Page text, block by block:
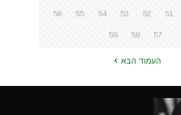
51
52
53
54
55
56
57
58
59
העמוד הבא